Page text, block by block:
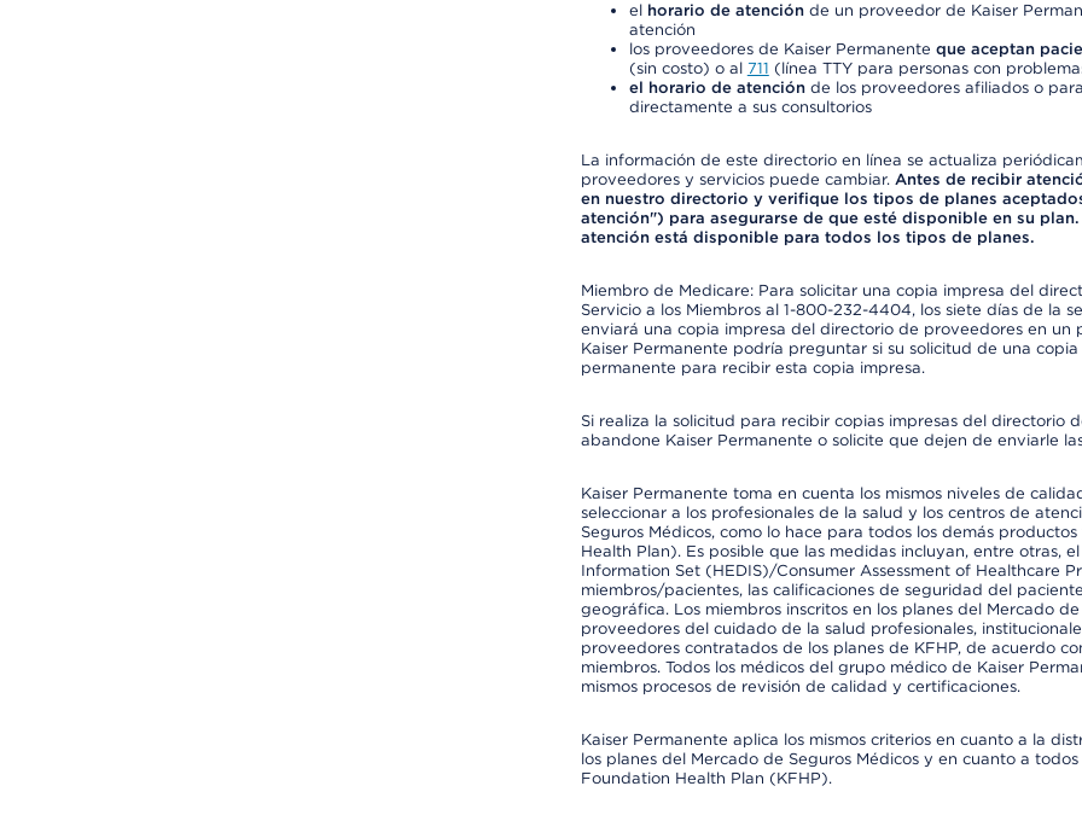
el horario de atenciónde un proveedor de Kaiser
atención
los proveedores de Kaiser Permanente que aceptan
(sin costo) o al 711 (línea TTY para personas con
el horario de atenciónde los proveedores afiliados o
directamente a sus consultorios
La información de este directorio en línea se actualiza
proveedores y servicios puede cambiar. Antes de recibir
en nuestro directorio y verifique los tipos de planes
atención") para asegurarse de que esté disponible en su
atención está disponible para todos los tipos de planes.
Miembro de Medicare: Para solicitar una copia impresa del
Servicio a los Miembros al 1-800-232-4404, los siete días de la
enviará una copia impresa del directorio de proveedores en un
Kaiser Permanente podría preguntar si su solicitud de una
permanente para recibir esta copia impresa.
Si realiza la solicitud para recibir copias impresas del directorio
abandone Kaiser Permanente o solicite que dejen de enviarle
Kaiser Permanente toma en cuenta los mismos niveles de
seleccionar a los profesionales de la salud y los centros de
Seguros Médicos, como lo hace para todos los demás
Health Plan). Es posible que las medidas incluyan, entre otras,
Information Set (HEDIS)/Consumer Assessment of Healthcare
miembros/pacientes, las calificaciones de seguridad del
geográfica. Los miembros inscritos en los planes del Mercado
proveedores del cuidado de la salud profesionales,
proveedores contratados de los planes de KFHP, de acuerdo
miembros. Todos los médicos del grupo médico de Kaiser
mismos procesos de revisión de calidad y certificaciones.
Kaiser Permanente aplica los mismos criterios en cuanto a la
los planes del Mercado de Seguros Médicos y en cuanto a
Foundation Health Plan (KFHP).